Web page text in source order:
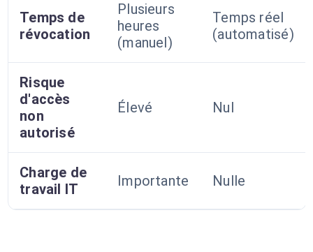
Temps de
révocation
Plusieurs
heures
(manuel)
Temps réel
(automatisé)
Risque
d'accès
non
autorisé
Élevé Nul
Charge de
travail IT
Importante Nulle